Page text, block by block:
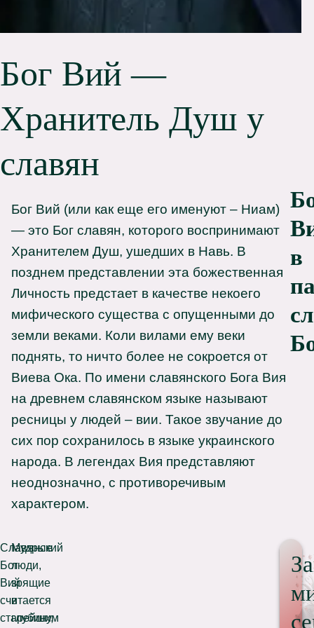
Бог Вий —
Хранитель Душ у
славян
Бог Вий (или как еще его именуют – Ниам)
— это Бог славян, которого воспринимают
Хранителем Душ, ушедших в Навь. В
позднем представлении эта божественная
Личность предстает в качестве некоего
мифического существа с опущенными до
земли веками. Коли вилами ему веки
поднять, то ничто более не сокроется от
Виева Ока. По имени славянского Бога Вия
на древнем славянском языке называют
ресницы у людей – вии. Такое звучание до
сих пор сохранилось в языке украинского
народа. В легендах Вия представляют
неоднозначно, с противоречивым
характером.
в
Славянский
Бог
Вий
считается
старейшим
Мудрые
люди,
зрящие
в
глубину,